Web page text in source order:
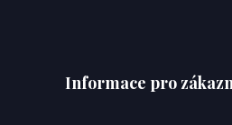
Informace pro